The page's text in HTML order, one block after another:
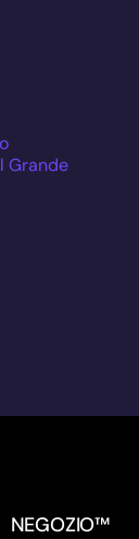
Grande
NEGOZIO™